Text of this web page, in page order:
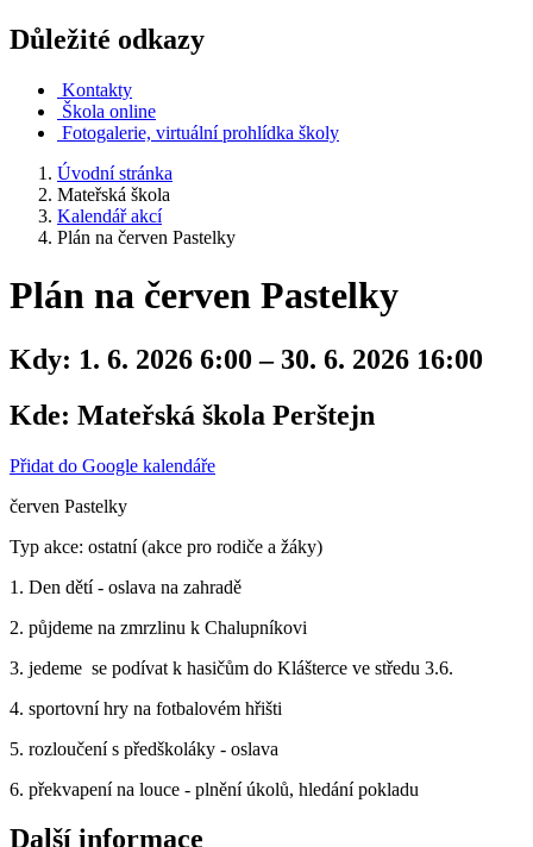
Důležité odkazy
Kontakty
Škola online
Fotogalerie, virtuální prohlídka školy
Úvodní stránka
Mateřská škola
Kalendář akcí
Plán na červen Pastelky
Plán na červen Pastelky
Kdy: 1. 6. 2026 6:00 – 30. 6. 2026 16:00
Kde: Mateřská škola Perštejn
Přidat do Google kalendáře
červen Pastelky
Typ akce: ostatní (akce pro rodiče a žáky)
1. Den dětí - oslava na zahradě
2. půjdeme na zmrzlinu k Chalupníkovi
3. jedeme se podívat k hasičům do Klášterce ve středu 3.6.
4. sportovní hry na fotbalovém hřišti
5. rozloučení s předškoláky - oslava
6. překvapení na louce - plnění úkolů, hledání pokladu
Další informace